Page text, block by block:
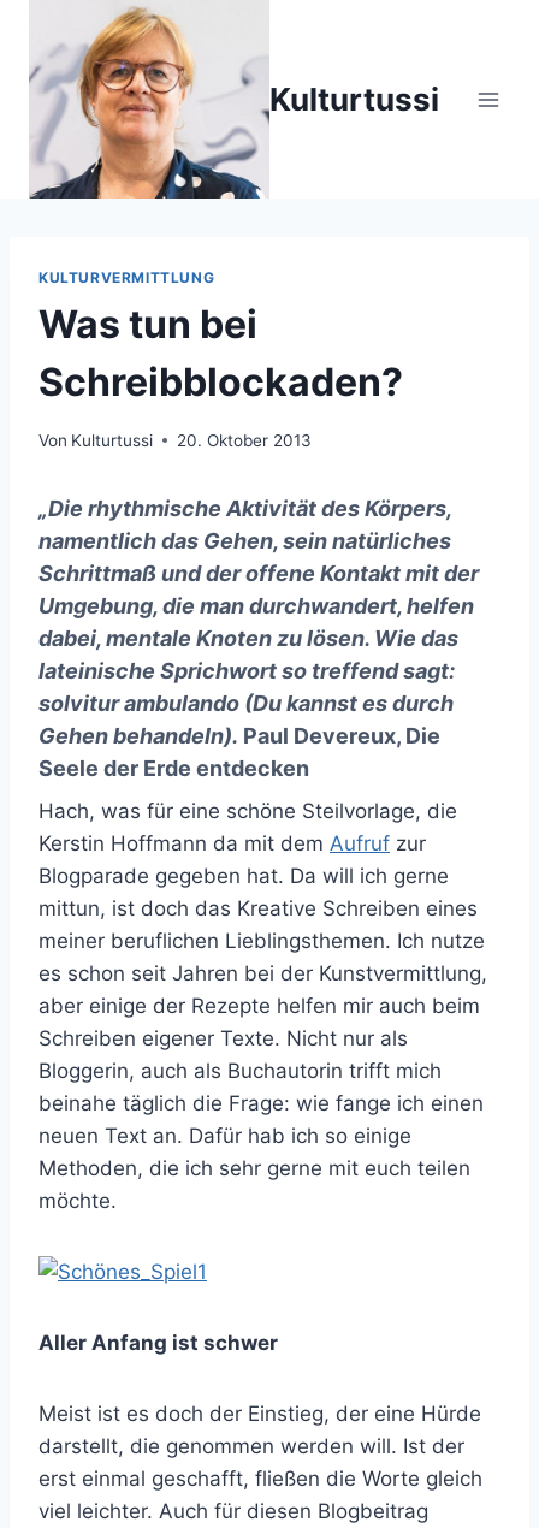
Inhalt
springen
Kulturtussi
KULTURVERMITTLUNG
Was tun bei
Schreibblockaden?
Von Kulturtussi 20. Oktober 2013
„Die rhythmische Aktivität des Körpers,
namentlich das Gehen, sein natürliches
Schrittmaß und der offene Kontakt mit der
Umgebung, die man durchwandert, helfen
dabei, mentale Knoten zu lösen. Wie das
lateinische Sprichwort so treffend sagt:
solvitur ambulando (Du kannst es durch
Gehen behandeln). Paul Devereux, Die
Seele der Erde entdecken
Hach, was für eine schöne Steilvorlage, die
Kerstin Hoffmann da mit dem Aufruf zur
Blogparade gegeben hat. Da will ich gerne
mittun, ist doch das Kreative Schreiben eines
meiner beruflichen Lieblingsthemen. Ich nutze
es schon seit Jahren bei der Kunstvermittlung,
aber einige der Rezepte helfen mir auch beim
Schreiben eigener Texte. Nicht nur als
Bloggerin, auch als Buchautorin trifft mich
beinahe täglich die Frage: wie fange ich einen
neuen Text an. Dafür hab ich so einige
Methoden, die ich sehr gerne mit euch teilen
möchte.
Aller Anfang ist schwer
Meist ist es doch der Einstieg, der eine Hürde
darstellt, die genommen werden will. Ist der
erst einmal geschafft, fließen die Worte gleich
viel leichter. Auch für diesen Blogbeitrag